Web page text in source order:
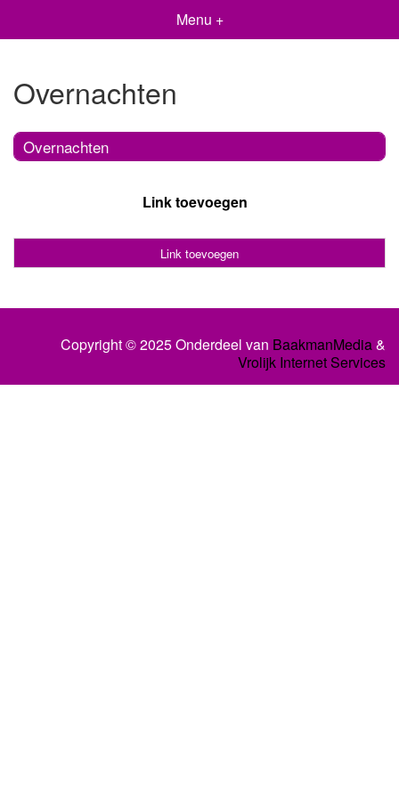
Menu +
Overnachten
Overnachten
Link toevoegen
Link toevoegen
Copyright © 2025 Onderdeel van BaakmanMedia&
Vrolijk Internet Services